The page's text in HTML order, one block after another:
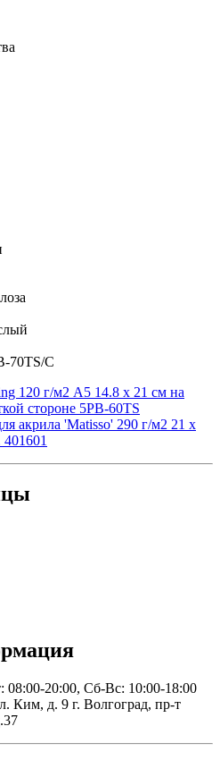
70TS/C
120 г/м2 A5 14.8 х 21 см на
стороне 5PB-60TS
акрила 'Matisso' 290 г/м2 21 х
20:00, Сб-Вс: 10:00-18:00
Ким, д. 9 г. Волгоград, пр-т